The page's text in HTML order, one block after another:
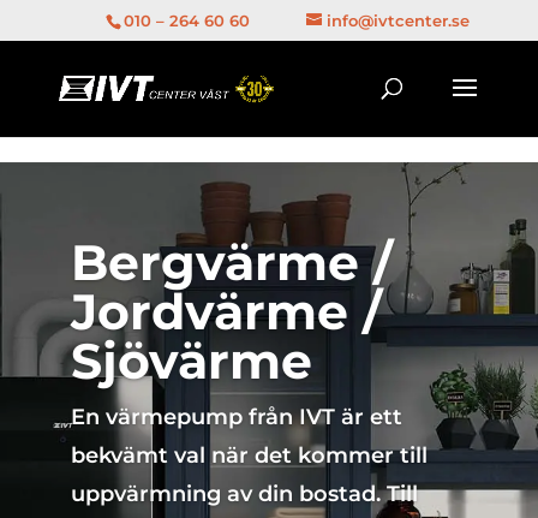
010 – 264 60 60 info@ivtcenter.se
Bergvärme /
Jordvärme /
Sjövärme
En värmepump från IVT är ett
bekvämt val när det kommer till
uppvärmning av din bostad. Till